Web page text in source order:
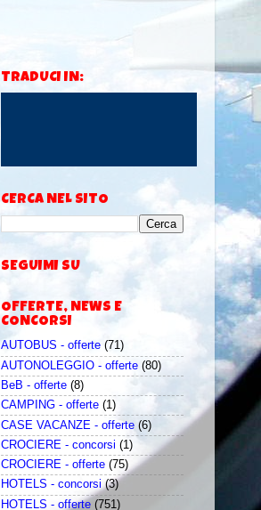
TRADUCI IN:
CERCA NEL SITO
SEGUIMI SU
OFFERTE, NEWS E
CONCORSI
AUTOBUS - offerte (71)
AUTONOLEGGIO - offerte (80)
BeB - offerte (8)
CAMPING - offerte (1)
CASE VACANZE - offerte (6)
CROCIERE - concorsi (1)
CROCIERE - offerte (75)
HOTELS - concorsi (3)
HOTELS - offerte (751)